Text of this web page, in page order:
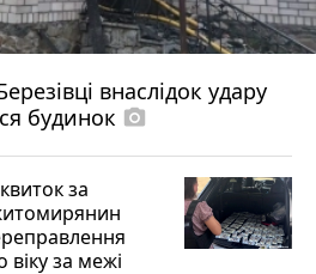
внаслідок удару
будинок photo_camera
за
віку за межі